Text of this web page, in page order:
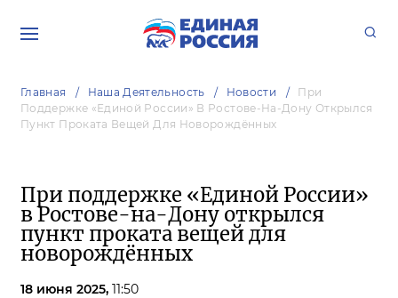
Главная Наша Деятельность Новости
При
Поддержке «Единой России» В Ростове-На-Дону Открылся
Пункт Проката Вещей Для Новорождённых
При поддержке «Единой России»
в Ростове-на-Дону открылся
пункт проката вещей для
новорождённых
18 июня 2025, 11:50